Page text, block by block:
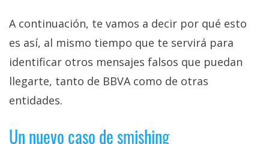
A continuación, te vamos a decir por qué esto
es así, al mismo tiempo que te servirá para
identificar otros mensajes falsos que puedan
llegarte, tanto de BBVA como de otras
entidades.
Un nuevo caso de smishing